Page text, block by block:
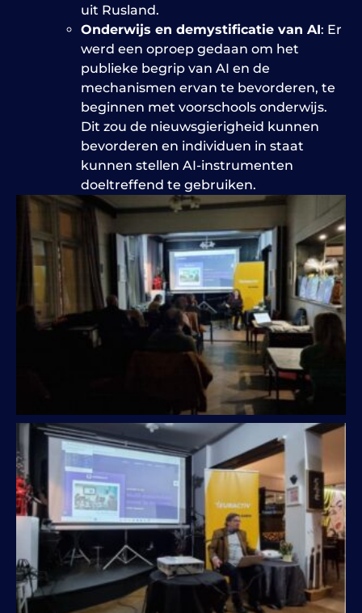
uit Rusland.
Onderwijs en demystificatie van AI: Er
werd een oproep gedaan om het
publieke begrip van AI en de
mechanismen ervan te bevorderen, te
beginnen met voorschools onderwijs.
Dit zou de nieuwsgierigheid kunnen
bevorderen en individuen in staat
kunnen stellen AI-instrumenten
doeltreffend te gebruiken.